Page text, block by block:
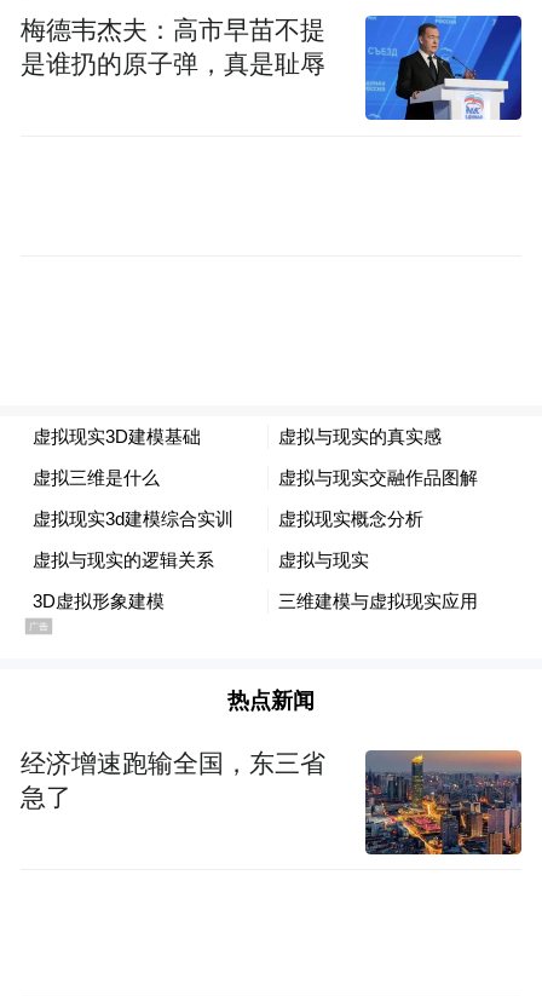
万元。近三年，年均落地绿色改造项目4项，
相关投资占比较高，持续为低碳运营注入动
全链协同，践行可持续发展使命
嘉兴基地将绿色实践贯穿于生产全流程。在
资源利用上，优先选用通过国际环保认证
促进循环利用。在环境管理上，污染物处理
可标准。
慕思更将ESG（环境、社会、治理）理念融
梅德韦杰夫：高市早苗不提
是谁扔的原子弹，真是耻辱
热点新闻
经济增速跑输全国，东三省
急了